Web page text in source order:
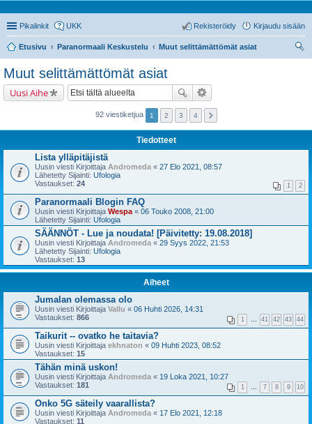
Pikalinkit UKK Kirjaudu sisään
Rekisteröidy
Etusivu Paranormaali Keskustelu
Muut selittämättömät asiat
Muut selittämättömät asiat
Uusi Aihe
92 viestiketjua 1 2 3 4
Tiedotteet
Lista ylläpitäjistä
Uusin viesti Kirjoittaja Andromeda « 27 Elo 2021, 08:57
Lähetetty Sijainti: Ufologia
Vastaukset: 24 1 2
Paranormaali Blogin FAQ
Uusin viesti Kirjoittaja Wespa « 06 Touko 2008, 21:00
Lähetetty Sijainti: Ufologia
SÄÄNNÖT - Lue ja noudata! [Päivitetty: 19.08.2018]
Uusin viesti Kirjoittaja Andromeda « 29 Syys 2022, 21:53
Lähetetty Sijainti: Ufologia
Vastaukset: 13
Aiheet
Jumalan olemassa olo
Uusin viesti Kirjoittaja Vallu « 06 Huhti 2026, 14:31
Vastaukset: 866 1 … 41 42 43 44
Taikurit -- ovatko he taitavia?
Uusin viesti Kirjoittaja ekhnaton « 09 Huhti 2023, 08:52
Vastaukset: 15
Tähän minä uskon!
Uusin viesti Kirjoittaja Andromeda « 19 Loka 2021, 10:27
Vastaukset: 181 1 … 7 8 9 10
Onko 5G säteily vaarallista?
Uusin viesti Kirjoittaja Andromeda « 17 Elo 2021, 12:18
Vastaukset: 11